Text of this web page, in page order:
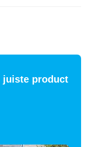
juiste product